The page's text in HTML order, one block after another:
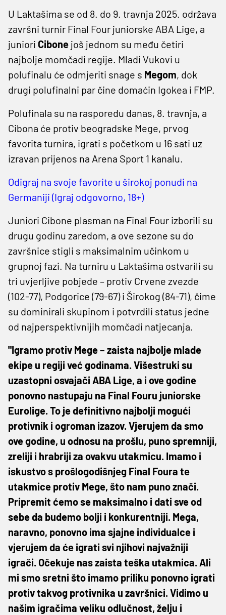
U Laktašima se od 8. do 9. travnja 2025. održava
završni turnir Final Four juniorske ABA Lige, a
juniori Cibone još jednom su među četiri
najbolje momčadi regije. Mladi Vukovi u
polufinalu će odmjeriti snage s Megom, dok
drugi polufinalni par čine domaćin Igokea i FMP.
Polufinala su na rasporedu danas, 8. travnja, a
Cibona će protiv beogradske Mege, prvog
favorita turnira, igrati s početkom u 16 sati uz
izravan prijenos na Arena Sport 1 kanalu.
Odigraj na svoje favorite u širokoj ponudi na
Germaniji (Igraj odgovorno, 18+)
Juniori Cibone plasman na Final Four izborili su
drugu godinu zaredom, a ove sezone su do
završnice stigli s maksimalnim učinkom u
grupnoj fazi. Na turniru u Laktašima ostvarili su
tri uvjerljive pobjede – protiv Crvene zvezde
(102-77), Podgorice (79-67) i Širokog (84-71), čime
su dominirali skupinom i potvrdili status jedne
od najperspektivnijih momčadi natjecanja.
"Igramo protiv Mege – zaista najbolje mlade
ekipe u regiji već godinama. Višestruki su
uzastopni osvajači ABA Lige, a i ove godine
ponovno nastupaju na Final Fouru juniorske
Eurolige. To je definitivno najbolji mogući
protivnik i ogroman izazov. Vjerujem da smo
ove godine, u odnosu na prošlu, puno spremniji,
zreliji i hrabriji za ovakvu utakmicu. Imamo i
iskustvo s prošlogodišnjeg Final Foura te
utakmice protiv Mege, što nam puno znači.
Pripremit ćemo se maksimalno i dati sve od
sebe da budemo bolji i konkurentniji. Mega,
naravno, ponovno ima sjajne individualce i
vjerujem da će igrati svi njihovi najvažniji
igrači. Očekuje nas zaista teška utakmica. Ali
mi smo sretni što imamo priliku ponovno igrati
protiv takvog protivnika u završnici. Vidimo u
našim igračima veliku odlučnost, želju i